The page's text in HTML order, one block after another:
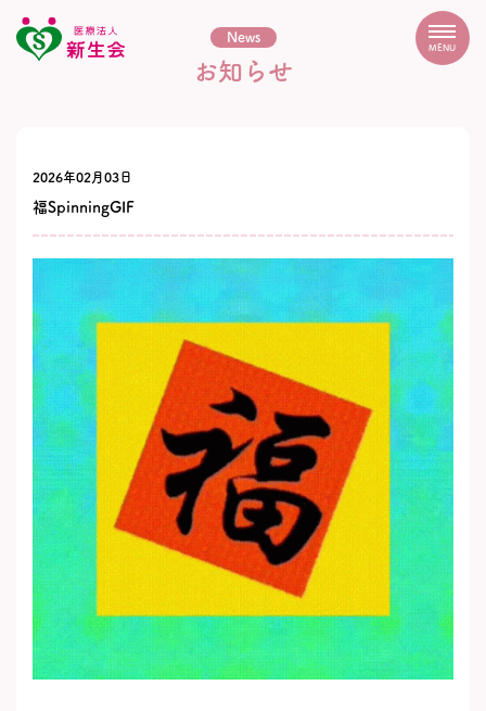
MENU
News
お知らせ
2026年02月03日
福SpinningGIF